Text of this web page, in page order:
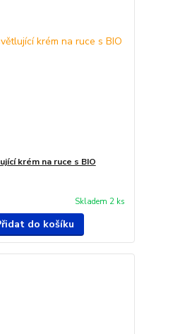
krém na ruce s BIO
Skladem 2 ks
do košíku